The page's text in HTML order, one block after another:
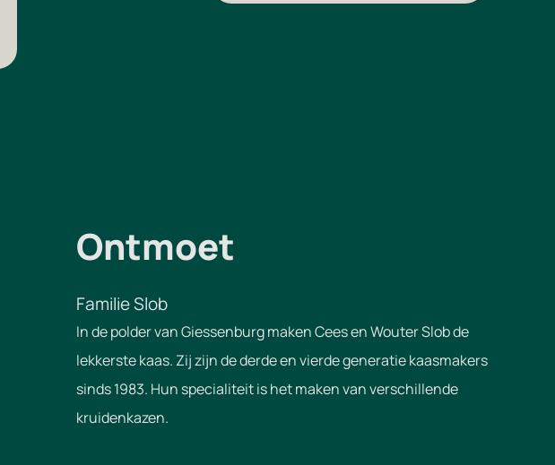
Ontmoet
Familie Slob
In de polder van Giessenburg maken Cees en Wouter Slob de
lekkerste kaas. Zij zijn de derde en vierde generatie kaasmakers
sinds 1983. Hun specialiteit is het maken van verschillende
kruidenkazen.